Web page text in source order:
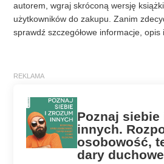
autorem, wgraj skróconą wersję
użytkowników do zakupu. Zanim
sprawdź szczegółowe informacje, opis